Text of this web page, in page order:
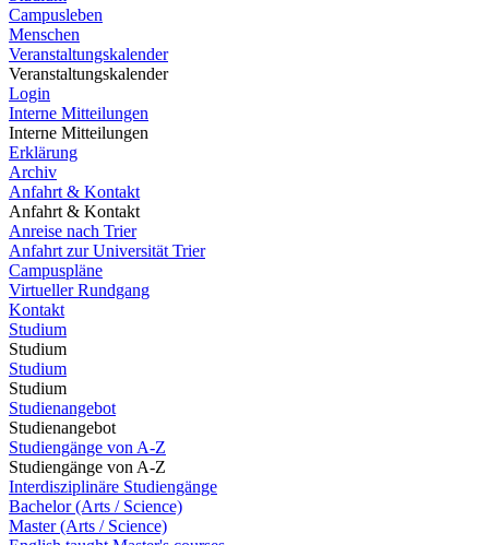
Campusleben
Menschen
Veranstaltungskalender
Veranstaltungskalender
Login
Interne Mitteilungen
Interne Mitteilungen
Erklärung
Archiv
Anfahrt & Kontakt
Anfahrt & Kontakt
Anreise nach Trier
Anfahrt zur Universität Trier
Campuspläne
Virtueller Rundgang
Kontakt
Studium
Studium
Studium
Studium
Studienangebot
Studienangebot
Studiengänge von A-Z
Studiengänge von A-Z
Interdisziplinäre Studiengänge
Bachelor (Arts / Science)
Master (Arts / Science)